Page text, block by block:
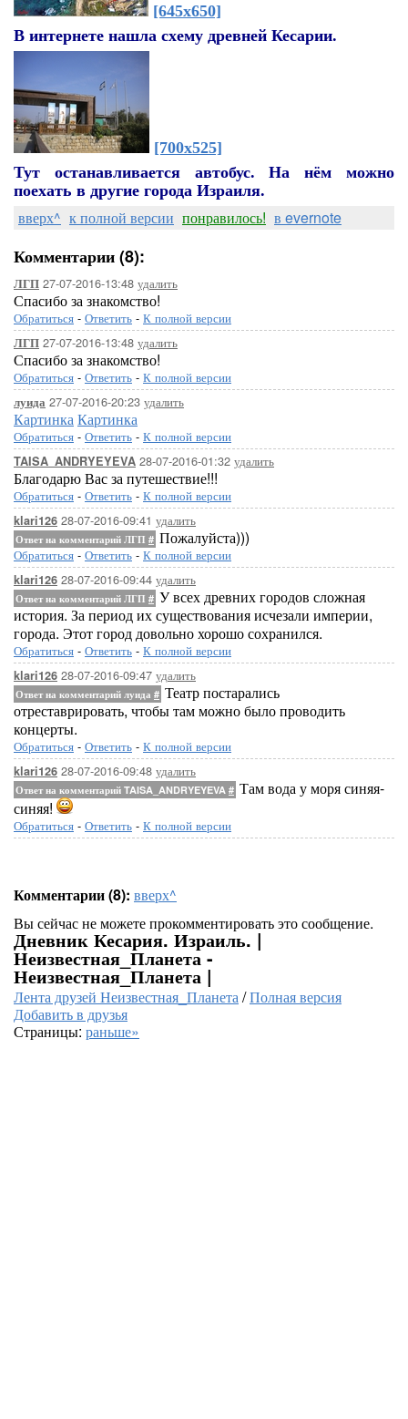
[645x650]
В интернете нашла схему древней Кесарии.
[700x525]
Тут останавливается автобус. На нём можно
поехать в другие города Израиля.
вверх^ к полной версии понравилось! в evernote
Комментарии (8):
ЛГП 27-07-2016-13:48 удалить
Спасибо за знакомство!
Обратиться - Ответить - К полной версии
ЛГП 27-07-2016-13:48 удалить
Спасибо за знакомство!
Обратиться - Ответить - К полной версии
луида 27-07-2016-20:23 удалить
КартинкаКартинка
Обратиться - Ответить - К полной версии
TAISA_ANDRYEYEVA 28-07-2016-01:32 удалить
Благодарю Вас за путешествие!!!
Обратиться - Ответить - К полной версии
klari126 28-07-2016-09:41 удалить
Ответ на комментарий ЛГП # Пожалуйста)))
Обратиться - Ответить - К полной версии
klari126 28-07-2016-09:44 удалить
Ответ на комментарий ЛГП # У всех древних городов сложная
история. За период их существования исчезали империи,
города. Этот город довольно хорошо сохранился.
Обратиться - Ответить - К полной версии
klari126 28-07-2016-09:47 удалить
Ответ на комментарий луида # Театр постарались
отреставрировать, чтобы там можно было проводить
концерты.
Обратиться - Ответить - К полной версии
klari126 28-07-2016-09:48 удалить
Ответ на комментарий TAISA_ANDRYEYEVA # Там вода у моря синяя-
синяя!
Обратиться - Ответить - К полной версии
Комментарии (8): вверх^
Вы сейчас не можете прокомментировать это сообщение.
Дневник Кесария. Израиль. |
Неизвестная_Планета -
Неизвестная_Планета |
Лента друзей Неизвестная_Планета/Полная версия
Добавить в друзья
Страницы: раньше»